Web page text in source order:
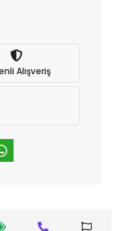
Alışveriş